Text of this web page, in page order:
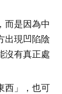
而是因為中
出現凹陷陰
沒有真正處
西」，也可